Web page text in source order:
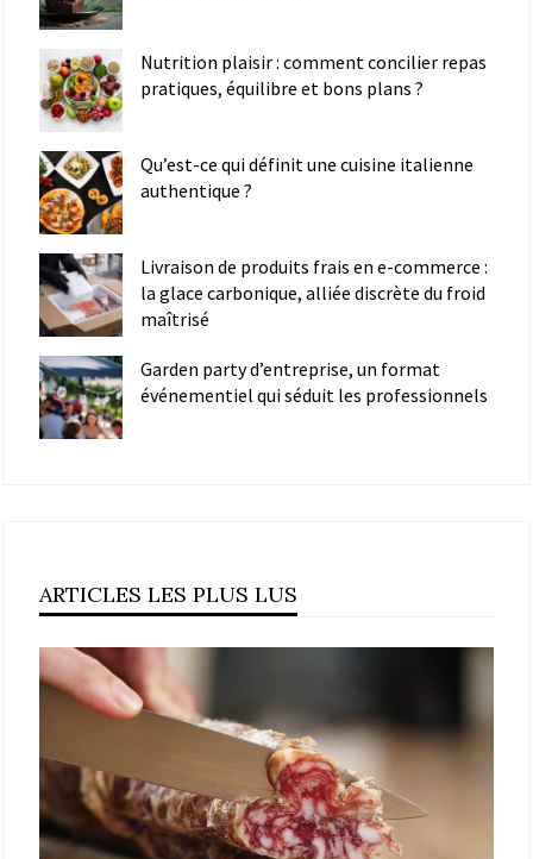
Nutrition plaisir : comment concilier repas
pratiques, équilibre et bons plans ?
Qu’est-ce qui définit une cuisine italienne
authentique ?
Livraison de produits frais en e-commerce :
la glace carbonique, alliée discrète du froid
maîtrisé
Garden party d’entreprise, un format
événementiel qui séduit les professionnels
ARTICLES LES PLUS LUS